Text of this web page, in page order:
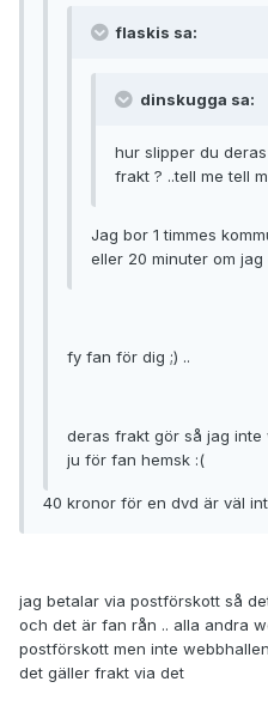
flaskis sa:
dinskugga sa:
hur slipper du
frakt ? ..tell me tell
Jag bor 1 timmes
eller 20 minuter om
fy fan för dig ;) ..
deras frakt gör så jag
ju för fan hemsk :(
40 kronor för en dvd är väl
jag betalar via postförskott så
och det är fan rån .. alla andra
postförskott men inte
det gäller frakt via det